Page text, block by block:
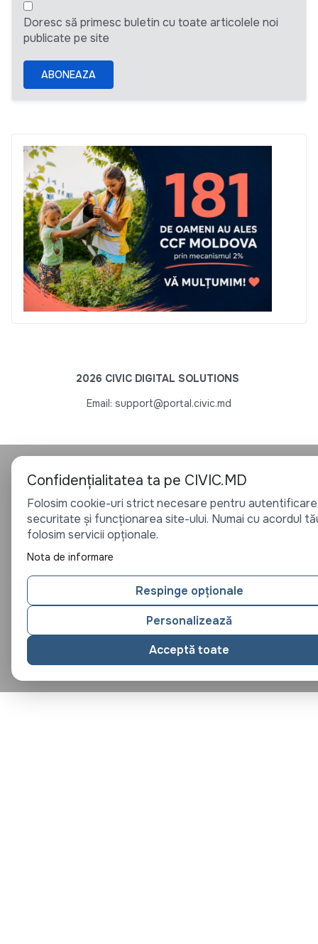
Doresc să primesc buletin cu toate articolele noi
publicate pe site
ABONEAZA
2026 CIVIC DIGITAL SOLUTIONS
Email: support@portal.civic.md
Confidențialitatea ta pe CIVIC.MD
Folosim cookie-uri strict necesare pentru
securitate și funcționarea site-ului. Numai cu acordul
folosim servicii opționale.
Nota de informare
Respinge opționale
Personalizează
Acceptă toate